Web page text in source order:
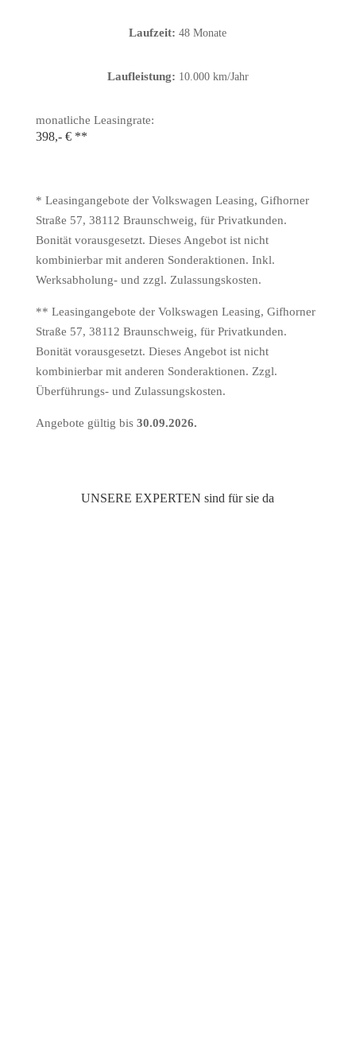
Laufzeit:48 Monate
Laufleistung: 10.000 km/Jahr
monatliche Leasingrate:
398,- € **
* Leasingangebote der Volkswagen Leasing, Gifhorner
Straße 57, 38112 Braunschweig, für Privatkunden.
Bonität vorausgesetzt. Dieses Angebot ist nicht
kombinierbar mit anderen Sonderaktionen. Inkl.
Werksabholung- und zzgl. Zulassungskosten.
** Leasingangebote der Volkswagen Leasing, Gifhorner
Straße 57, 38112 Braunschweig, für Privatkunden.
Bonität vorausgesetzt. Dieses Angebot ist nicht
kombinierbar mit anderen Sonderaktionen. Zzgl.
Überführungs- und Zulassungskosten.
Angebote gültig bis 30.09.2026.
UNSERE EXPERTEN sind für sie da